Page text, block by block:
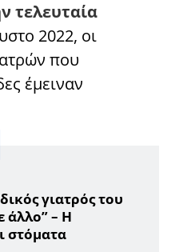
τελευταία
2022, οι
που
έμειναν
γιατρός του
άλλο” – Η
στόματα